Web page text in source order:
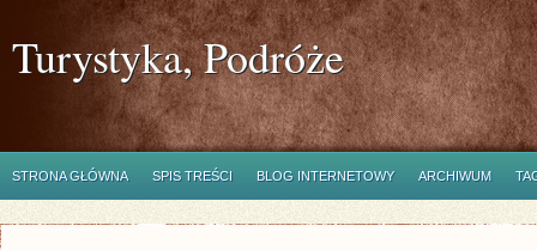
Turystyka, Podróże
STRONA GŁÓWNA SPIS TREŚCI BLOG INTERNETOWY ARCHIWUM